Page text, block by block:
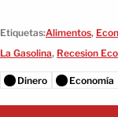
Etiquetas:Alimentos,
La Gasolina, Recesion
Dinero Economía